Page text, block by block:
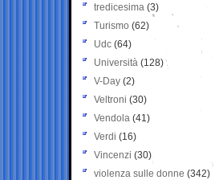
tredicesima (3)
Turismo (62)
Udc (64)
Università (128)
V-Day (2)
Veltroni (30)
Vendola (41)
Verdi (16)
Vincenzi (30)
violenza sulle donne (342)